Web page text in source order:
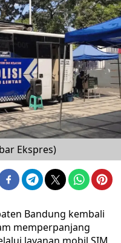
Ekspres)
Bandung kembali
memperpanjang